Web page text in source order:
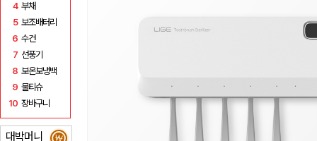
4 부채
5 보조배터리
6 수건
7 선풍기
8 보온보냉백
9 물티슈
10 장바구니
대박머니 ₩